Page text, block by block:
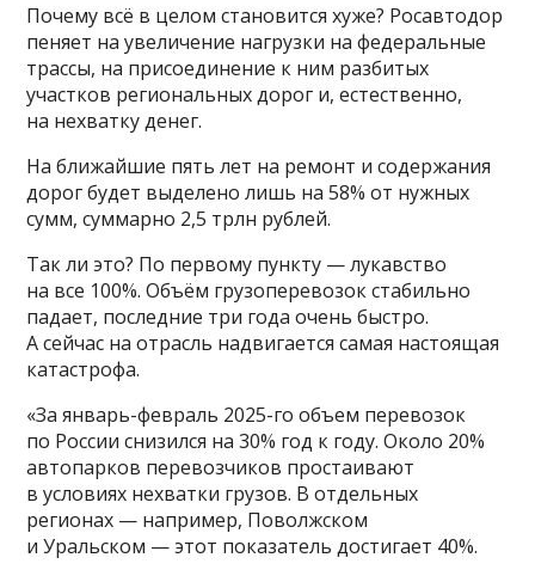
Почему всё в целом становится хуже? Росавтодор
пеняет на увеличение нагрузки на федеральные
трассы, на присоединение к ним разбитых
участков региональных дорог и, естественно,
на нехватку денег.
На ближайшие пять лет на ремонт и содержания
дорог будет выделено лишь на 58% от нужных
сумм, суммарно 2,5 трлн рублей.
Так ли это? По первому пункту — лукавство
на все 100%. Объём грузоперевозок стабильно
падает, последние три года очень быстро.
А сейчас на отрасль надвигается самая настоящая
катастрофа.
«За январь-февраль 2025-го объем перевозок
по России снизился на 30% год к году. Около 20%
автопарков перевозчиков простаивают
в условиях нехватки грузов. В отдельных
регионах — например, Поволжском
и Уральском — этот показатель достигает 40%.